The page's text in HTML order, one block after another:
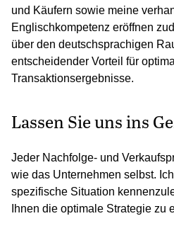
und Käufern sowie meine
Englischkompetenz eröffnen
über den deutschsprachigen
entscheidender Vorteil für
Transaktionsergebnisse.
Lassen Sie uns ins
Jeder Nachfolge- und
wie das Unternehmen selbst.
spezifische Situation
Ihnen die optimale Strategie zu